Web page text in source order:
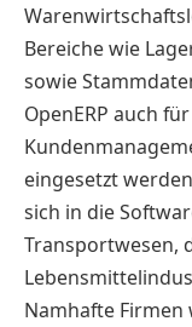
Bereiche wie
sowie
OpenERP auch
eingesetzt
sich in die
Transportwesen,
Namhafte